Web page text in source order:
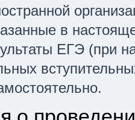
в
ЕГЭ (при